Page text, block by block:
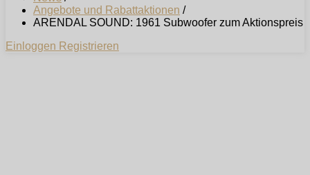
Angebote und Rabattaktionen /
ARENDAL SOUND: 1961 Subwoofer zum Aktionspreis
Einloggen Registrieren